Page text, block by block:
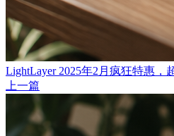
LightLayer 2025年2月疯狂特惠，
上一篇